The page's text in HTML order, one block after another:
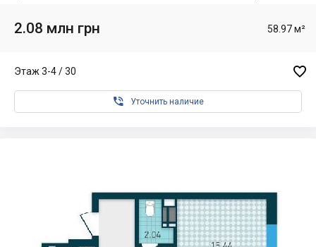
2.08 млн грн 58.97 м²
Этаж 3-4 / 30 
 Уточнить наличие